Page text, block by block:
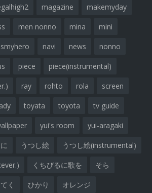
magazine makemyday
men nonno mina mini
navi news nonno
piece piece(instrumental)
ray rohto rola screen
toyata toyota tv guide
yui's room yui-aragaki
うつし絵 うつし絵(instrumental)
くちびるに歌を そら
く ひかり オレンジ